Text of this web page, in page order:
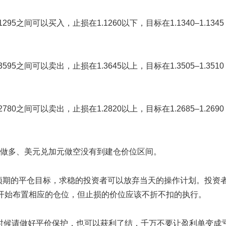
之间可以买入，止损在1.1260以下，目标在1.1340–1.1345
之间可以卖出，止损在1.3645以上，目标在1.3505–1.3510
之间可以卖出，止损在1.2820以上，目标在1.2685–1.2690
多、美元兑加元做空没有到建仓价位区间。
的平仓目标，求稳的投资者可以放弃当天的操作计划。投资
布置相应的仓位，但止损的价位应该不折不扣的执行。
候请做好平价保护，也可以获利了结，千万不要让盈利单变成